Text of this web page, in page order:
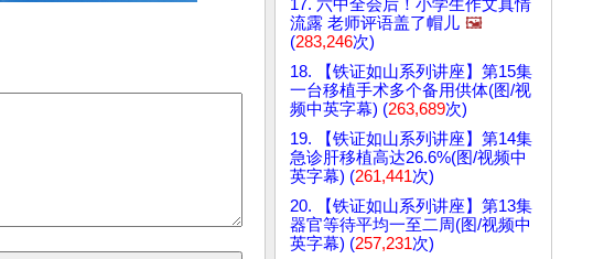
17. 六中全会后！小学生作文真情
流露 老师评语盖了帽儿 🖼️
(283,246次)
18. 【铁证如山系列讲座】第15集
一台移植手术多个备用供体(图/视
频中英字幕) (263,689次)
19. 【铁证如山系列讲座】第14集
急诊肝移植高达26.6%(图/视频中
英字幕) (261,441次)
20. 【铁证如山系列讲座】第13集
器官等待平均一至二周(图/视频中
英字幕) (257,231次)